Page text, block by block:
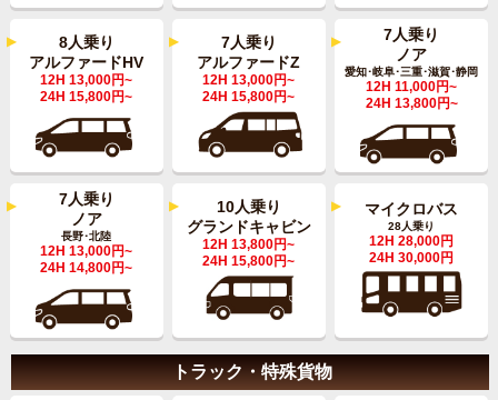
8人乗り
アルファードHV
12H 13,000円~
24H 15,800円~
7人乗り
アルファードZ
12H 13,000円~
24H 15,800円~
7人乗り
ノア
愛知･岐阜･三重･滋賀･静岡
12H 11,000円~
24H 13,800円~
7人乗り
ノア
長野･北陸
12H 13,000円~
24H 14,800円~
10人乗り
グランドキャビン
12H 13,800円~
24H 15,800円~
マイクロバス
28人乗り
12H 28,000円
24H 30,000円
トラック・特殊貨物